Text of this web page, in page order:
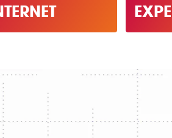
Chaque mois,
l'énergie